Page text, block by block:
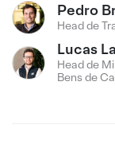
Pedro
Head de
Lucas
Head de
Bens de